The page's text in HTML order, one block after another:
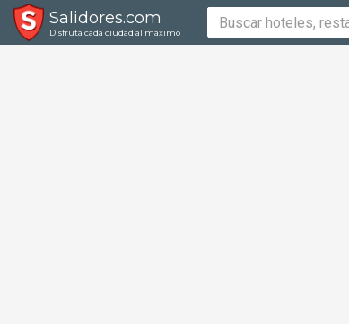
Salidores.com
Disfrutá cada ciudad al máximo